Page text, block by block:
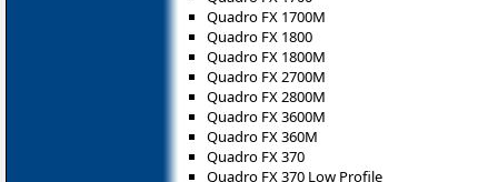
Quadro FX 1700M
Quadro FX 1800
Quadro FX 1800M
Quadro FX 2700M
Quadro FX 2800M
Quadro FX 3600M
Quadro FX 360M
Quadro FX 370
Quadro FX 370 Low Profile